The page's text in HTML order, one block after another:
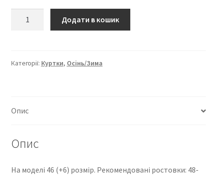
Додати в кошик
Категорії: Куртки, Осінь/Зима
Опис
Опис
На моделі 46 (+6) розмір. Рекомендовані ростовки: 48-